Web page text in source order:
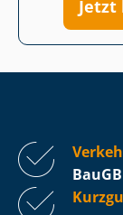
Jetzt
BauGB